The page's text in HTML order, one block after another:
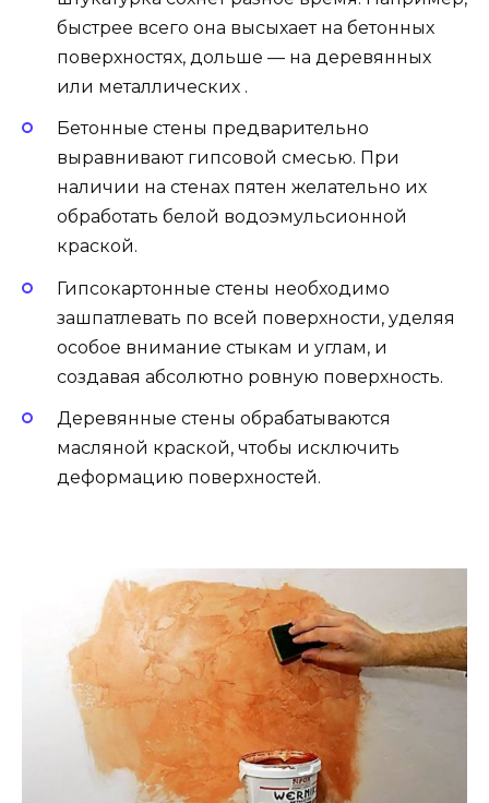
быстрее всего она высыхает на бетонных
поверхностях, дольше — на деревянных
или металлических .
Бетонные стены предварительно
выравнивают гипсовой смесью. При
наличии на стенах пятен желательно их
обработать белой водоэмульсионной
краской.
Гипсокартонные стены необходимо
зашпатлевать по всей поверхности, уделяя
особое внимание стыкам и углам, и
создавая абсолютно ровную поверхность.
Деревянные стены обрабатываются
масляной краской, чтобы исключить
деформацию поверхностей.